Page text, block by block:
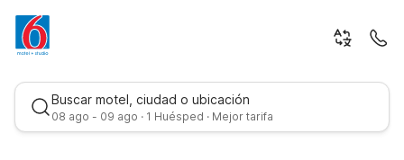
Buscar motel, ciudad o ubicación
08 ago - 09 ago · 1 Huésped · Mejor tarifa